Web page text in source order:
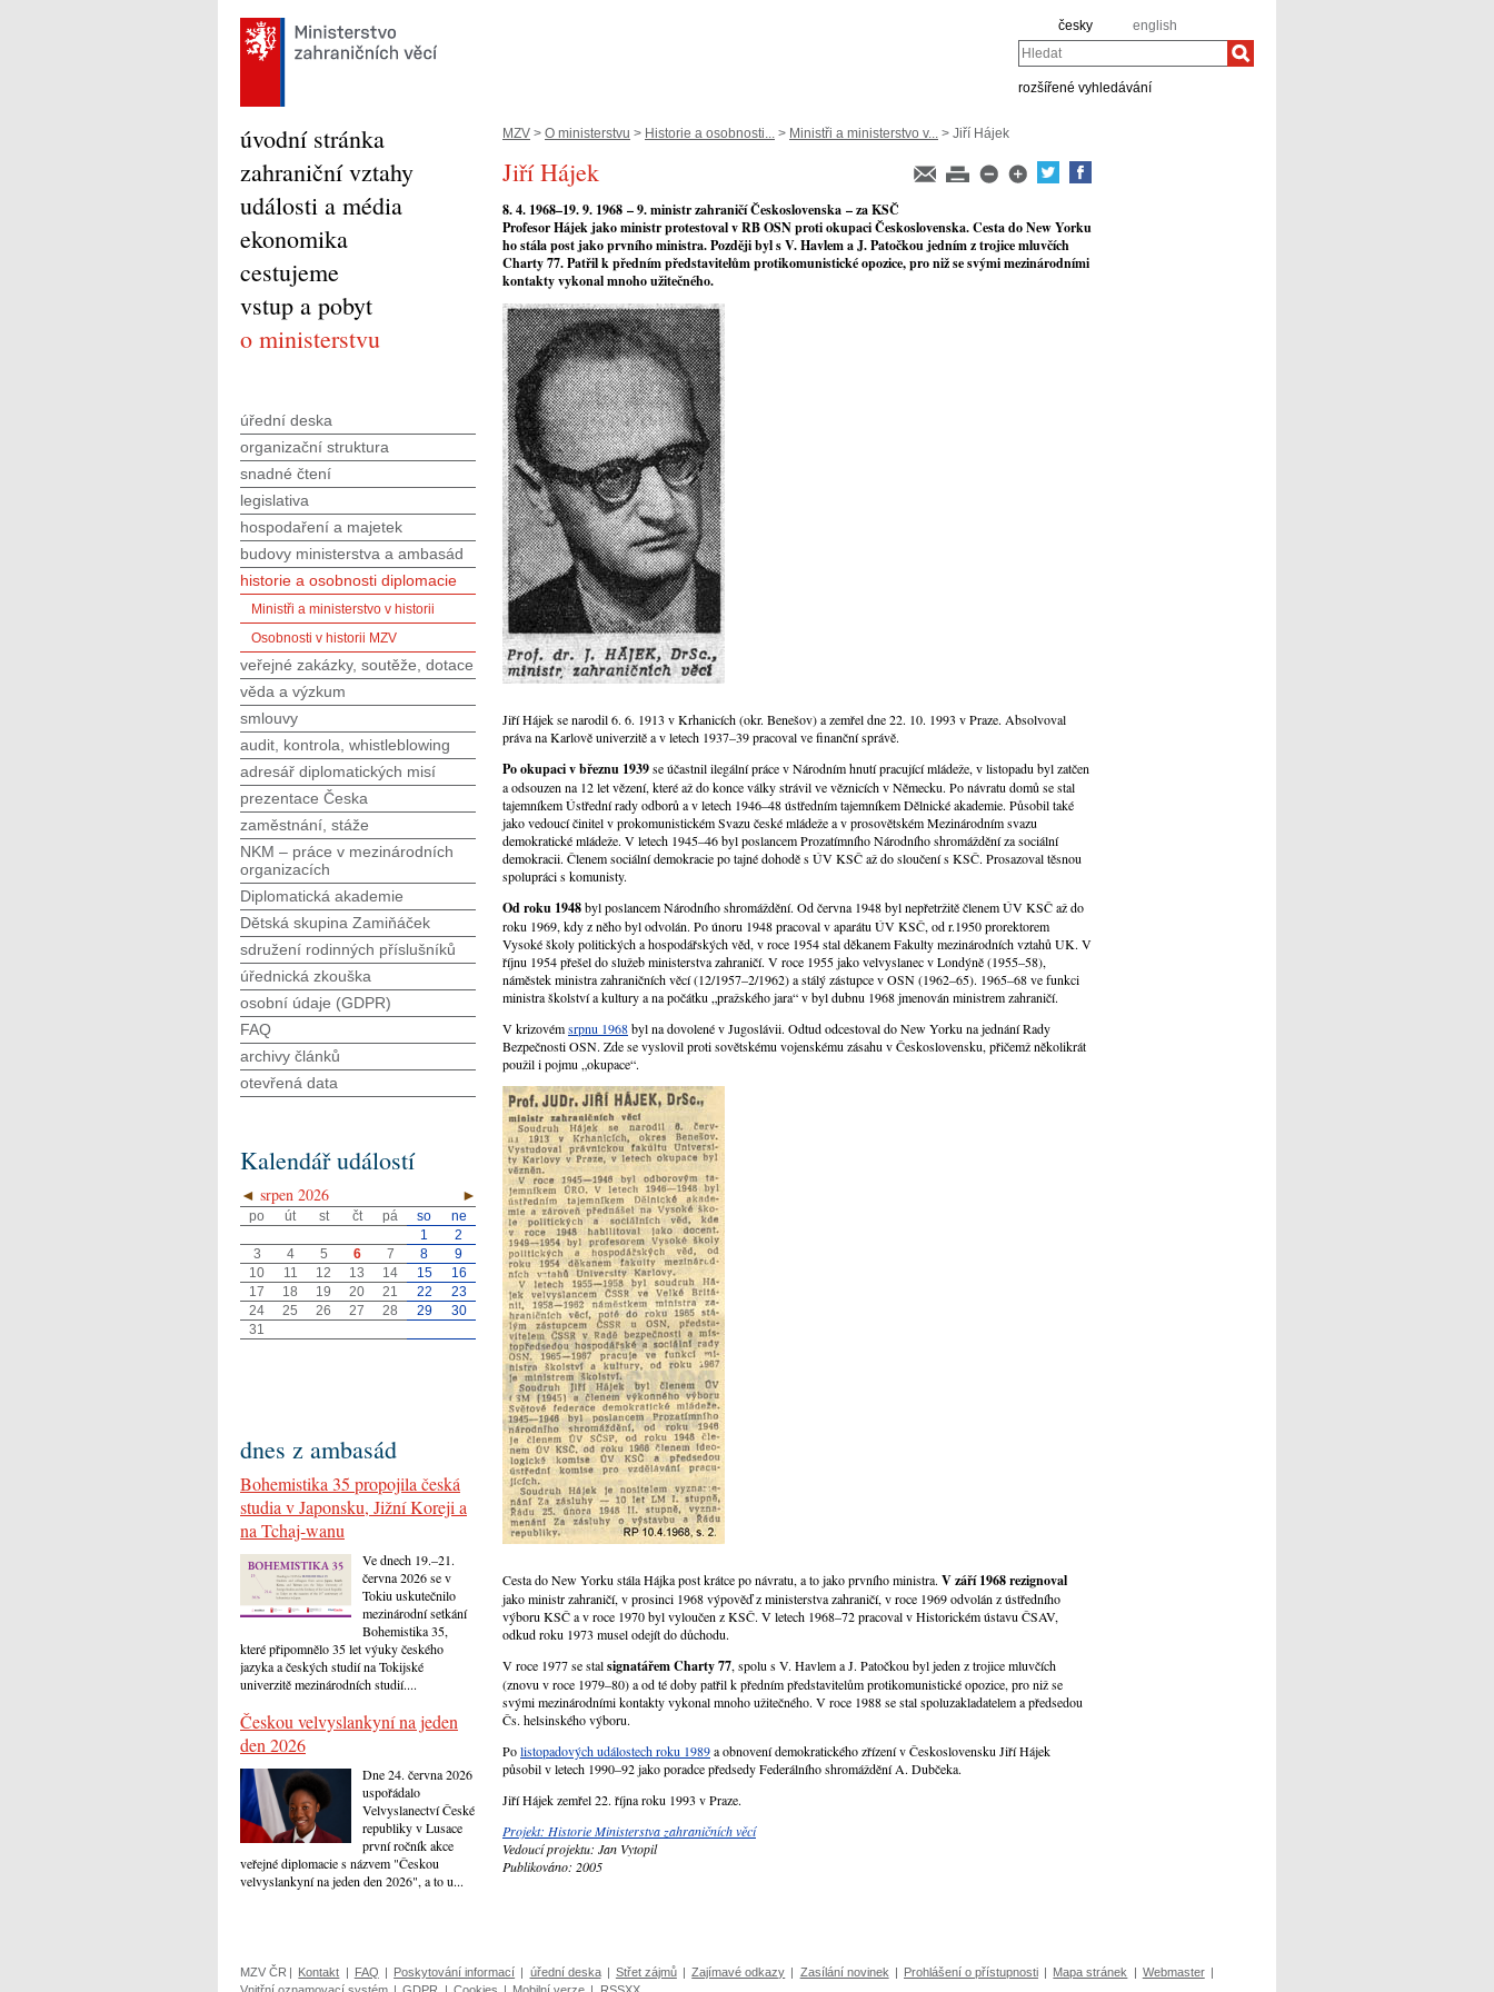
česky english
Hledat
rozšířené vyhledávání
MZV > O ministerstvu > Historie a osobnosti... > Ministři a ministerstvo v... > Jiří Hájek
Jiří Hájek
8. 4. 1968–19. 9. 1968 –9. ministr zahraničí Československa – za KSČ
Profesor Hájek jako ministr protestoval v RB OSN proti okupaci Československa. Cesta do New Yorku
ho stála post jako prvního ministra. Později byl s V. Havlem a J. Patočkou jedním z trojice mluvčích
Charty 77. Patřil k předním představitelům protikomunistické opozice, pro niž se svými mezinárodními
kontakty vykonal mnoho užitečného.
Jiří Hájek se narodil 6. 6. 1913 v Krhanicích (okr. Benešov) a zemřel dne 22. 10. 1993 v Praze. Absolvoval
práva na Karlově univerzitě a v letech 1937–39 pracoval ve finanční správě.
Po okupaci v březnu 1939se účastnil ilegální práce v Národním hnutí pracující mládeže, v listopadu byl zatčen
a odsouzen na 12 let vězení, které až do konce války strávil ve věznicích v Německu. Po návratu domů se stal
tajemníkem Ústřední rady odborů a v letech 1946–48 ústředním tajemníkem Dělnické akademie. Působil také
jako vedoucí činitel v prokomunistickém Svazu české mládeže a v prosovětském Mezinárodním svazu
demokratické mládeže. V letech 1945–46 byl poslancem Prozatímního Národního shromáždění za sociální
demokracii. Členem sociální demokracie po tajné dohodě s ÚV KSČ až do sloučení s KSČ. Prosazoval těsnou
spolupráci s komunisty.
Od roku 1948byl poslancem Národního shromáždění. Od června 1948 byl nepřetržitě členem ÚV KSČ až do
roku 1969, kdy z něho byl odvolán. Po únoru 1948 pracoval v aparátu ÚV KSČ, od r.1950 prorektorem
Vysoké školy politických a hospodářských věd, v roce 1954 stal děkanem Fakulty mezinárodních vztahů UK. V
říjnu 1954 přešel do služeb ministerstva zahraničí. V roce 1955 jako velvyslanec v Londýně (1955–58),
náměstek ministra zahraničních věcí (12/1957–2/1962) a stálý zástupce v OSN (1962–65). 1965–68 ve funkci
ministra školství a kultury a na počátku „pražského jara“ v byl dubnu 1968 jmenován ministrem zahraničí.
V krizovémsrpnu 1968byl na dovolené v Jugoslávii. Odtud odcestoval do New Yorku na jednání Rady
Bezpečnosti OSN. Zde se vyslovil proti sovětskému vojenskému zásahu v Československu, přičemž několikrát
použil i pojmu „okupace“.
Cesta do New Yorku stála Hájka post krátce po návratu, a to jako prvního ministra. V září 1968 rezignoval
jako ministr zahraničí, v prosinci 1968 výpověď z ministerstva zahraničí, v roce 1969 odvolán z ústředního
výboru KSČ a v roce 1970 byl vyloučen z KSČ. V letech 1968–72 pracoval v Historickém ústavu ČSAV,
odkud roku 1973 musel odejít do důchodu.
V roce 1977 se stalsignatářemCharty 77, spolu s V. Havlem a J. Patočkou byl jeden z trojice mluvčích
(znovu v roce 1979–80) a od té doby patřil k předním představitelům protikomunistické opozice, pro niž se
svými mezinárodními kontakty vykonal mnoho užitečného. V roce 1988 se stal spoluzakladatelem a předsedou
Čs. helsinského výboru.
Polistopadových událostech roku 1989a obnovení demokratického zřízení v Československu Jiří Hájek
působil v letech 1990–92 jako poradce předsedy Federálního shromáždění A. Dubčeka.
Jiří Hájek zemřel 22. října roku 1993 v Praze.
Projekt: Historie Ministerstva zahraničních věcí
Vedoucí projektu: Jan Vytopil
Publikováno: 2005
úvodní stránka
zahraniční vztahy
události a média
ekonomika
cestujeme
vstup a pobyt
o ministerstvu
úřední deska
organizační struktura
snadné čtení
legislativa
hospodaření a majetek
budovy ministerstva a ambasád
historie a osobnosti diplomacie
Ministři a ministerstvo v historii
Osobnosti v historii MZV
veřejné zakázky, soutěže, dotace
věda a výzkum
smlouvy
audit, kontrola, whistleblowing
adresář diplomatických misí
prezentace Česka
zaměstnání, stáže
NKM – práce v mezinárodních
organizacích
Diplomatická akademie
Dětská skupina Zamiňáček
sdružení rodinných příslušníků
úřednická zkouška
osobní údaje (GDPR)
FAQ
archivy článků
otevřená data
Kalendář událostí
◄ ►
srpen 2026
po út st čt pá so
ne
1
2
3
4 5 6 7 8
9
10
11 12 13 14 15
16
17
18 19 20 21 22
23
24
25 26 27 28 29
30
31
dnes z ambasád
Bohemistika 35 propojila česká
studia v Japonsku, Jižní Koreji a
na Tchaj-wanu
Ve dnech 19.–21.
června 2026 se v
Tokiu uskutečnilo
mezinárodní setkání
Bohemistika 35,
které připomnělo 35 let výuky českého
jazyka a českých studií na Tokijské
univerzitě mezinárodních studií....
Českou velvyslankyní na jeden
den 2026
Dne 24. června 2026
uspořádalo
Velvyslanectví České
republiky v Lusace
první ročník akce
veřejné diplomacie s názvem "Českou
velvyslankyní na jeden den 2026", a to u...
MZV ČR | Kontakt | FAQ | Poskytování informací | úřední deska | Střet zájmů | Zajímavé odkazy | Zasílání novinek | Prohlášení o přístupnosti | Mapa stránek | Webmaster |